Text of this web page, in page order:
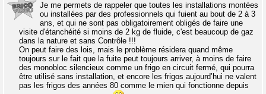
Je me permets de rappeler que toutes les installations montées
ou installées par des professionnels qui fuient au bout de 2 à 3
ans, et qui ne sont pas obligatoirement obligés de faire une
visite d'étanchéité si moins de 2 kg de fluide, c'est beaucoup de gaz
dans la nature et sans Contrôle !!!
On peut faire des lois, mais le problème résidera quand même
toujours sur le fait que la fuite peut toujours arriver, à moins de faire
des monobloc silencieux comme un frigo en circuit fermé, qui pourra
être utilisé sans installation, et encore les frigos aujourd’hui ne valent
pas les frigos des années 80 comme le mien qui fonctionne depuis